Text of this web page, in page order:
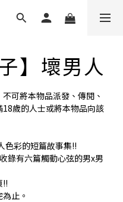
】壞男人
可將本物品派發、傳閱、
歲的人士或將本物品向該
色彩的短篇故事集!!
錄有六篇觸動心弦的男x男
!!
止。